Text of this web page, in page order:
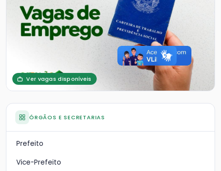
Ver vagas disponíveis
ÓRGÃOS E SECRETARIAS
Prefeito
Vice-Prefeito